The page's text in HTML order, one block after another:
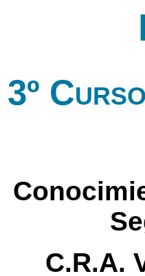
3º
C.R.A.